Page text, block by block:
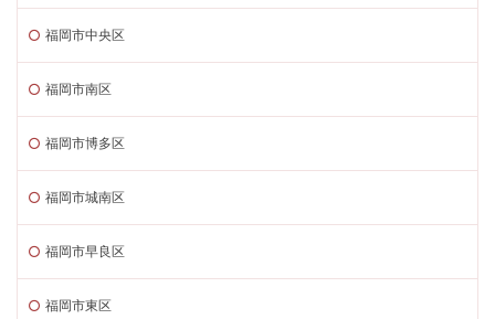
福岡市中央区
福岡市南区
福岡市博多区
福岡市城南区
福岡市早良区
福岡市東区